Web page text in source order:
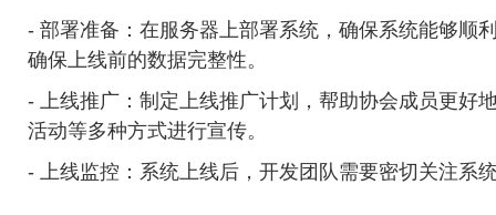
- 部署准备：在服务器上部署系统，确保系统能够顺
确保上线前的数据完整性。
- 上线推广：制定上线推广计划，帮助协会成员更好
活动等多种方式进行宣传。
- 上线监控：系统上线后，开发团队需要密切关注系